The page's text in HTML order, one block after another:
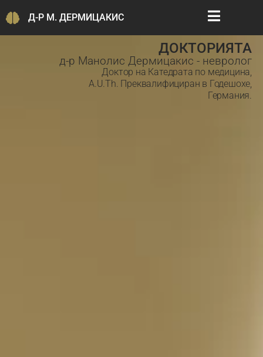
Д-Р М. ДЕРМИЦАКИС
ДОКТОРИЯТА
д-р Манолис Дермицакис - невролог
Доктор на Катедрата по медицина,
A.U.Th. Преквалифициран в Годешохе,
Германия.